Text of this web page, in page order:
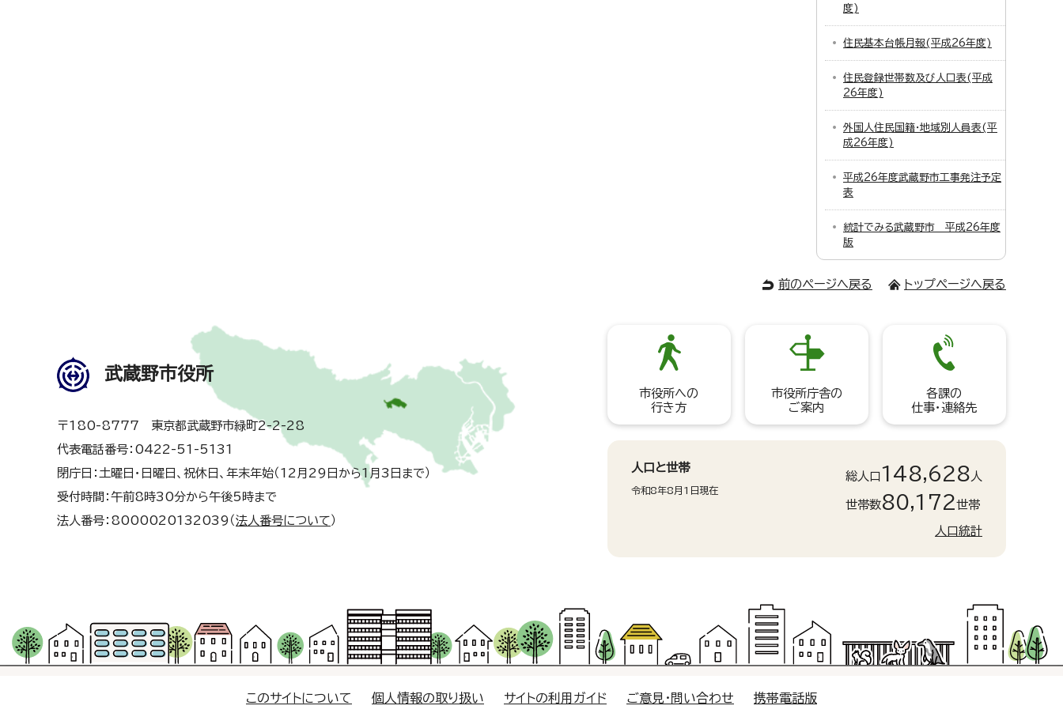
度)
住民基本台帳月報(平成26年度)
住民登録世帯数及び人口表(平成
26年度)
外国人住民国籍・地域別人員表(平
成26年度)
平成26年度武蔵野市工事発注予定
表
統計でみる武蔵野市 平成26年度
版
前のページへ戻る トップページへ戻る
武蔵野市役所
〒180-8777 東京都武蔵野市緑町2-2-28
代表電話番号：0422-51-5131
閉庁日：土曜日・日曜日、祝休日、年末年始（12月29日から1月3日まで）
受付時間：午前8時30分から午後5時まで
法人番号：8000020132039（ 法人番号について ）
市役所への
行き方
市役所庁舎の
ご案内
各課の
仕事・連絡先
人口と世帯
令和8年8月1日現在
総人口 148,628 人
世帯数80,172世帯
人口統計
このサイトについて 個人情報の取り扱い サイトの利用ガイド ご意見・問い合わせ 携帯電話版